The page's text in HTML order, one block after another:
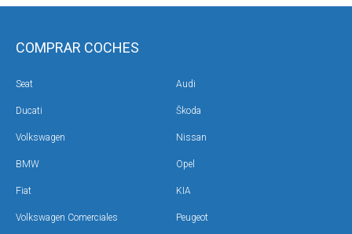
COMPRAR COCHES
Seat Audi
Ducati Škoda
Volkswagen Nissan
BMW Opel
Fiat KIA
Volkswagen Comerciales Peugeot